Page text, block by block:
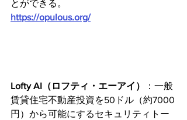
とができる。
https://opulous.org/
Lofty AI（ロフティ・エーアイ）
：一般
賃貸住宅不動産投資を50ドル（約7000
円）から可能にするセキュリティトー